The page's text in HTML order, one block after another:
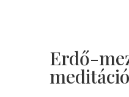
Erdő-
meditáció